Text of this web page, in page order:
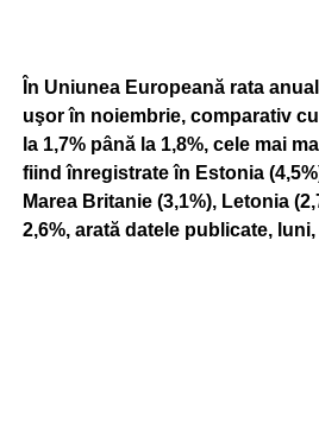
În Uniunea Europeană rata
uşor în noiembrie, comparativ
la 1,7% până la 1,8%, cele mai
fiind înregistrate în Estonia
Marea Britanie (3,1%), Letonia
2,6%, arată datele publicate,